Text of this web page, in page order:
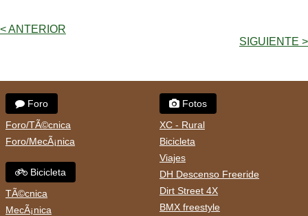
< ANTERIOR
SIGUIENTE >
Foro
Foro/TÃ©cnica
Foro/MecÃ¡nica
Bicicleta
TÃ©cnica
MecÃ¡nica
Fotos
XC - Rural
Bicicleta
Viajes
DH Descenso Freeride
Dirt Street 4X
BMX freestyle